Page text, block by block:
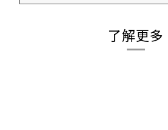
了解更多